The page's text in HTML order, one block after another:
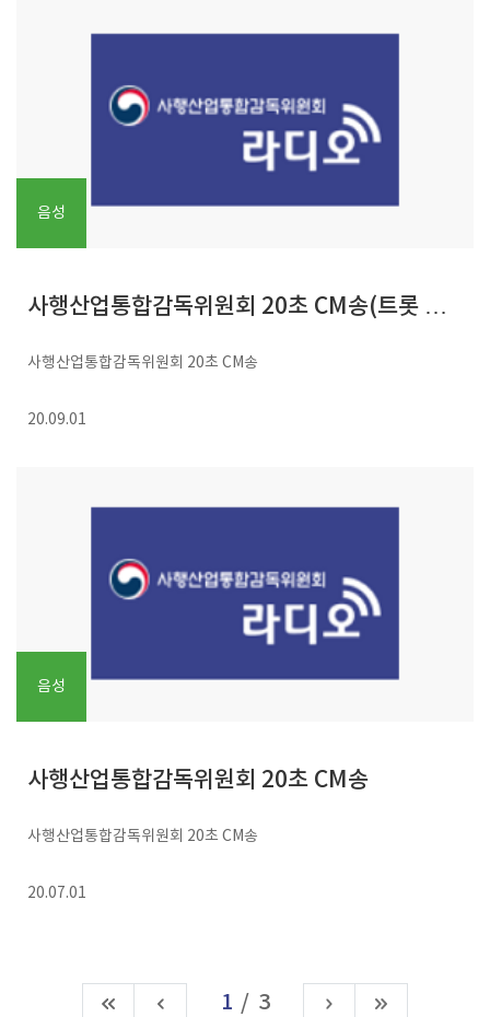
음성
사행산업통합감독위원회 20초 CM송(트롯 버
전)
사행산업통합감독위원회 20초 CM송
20.09.01
음성
사행산업통합감독위원회 20초 CM송
사행산업통합감독위원회 20초 CM송
20.07.01
1 / 3